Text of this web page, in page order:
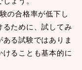
の合格率が低下し
ために、試してみ
る試験ではありま
ることも基本的に